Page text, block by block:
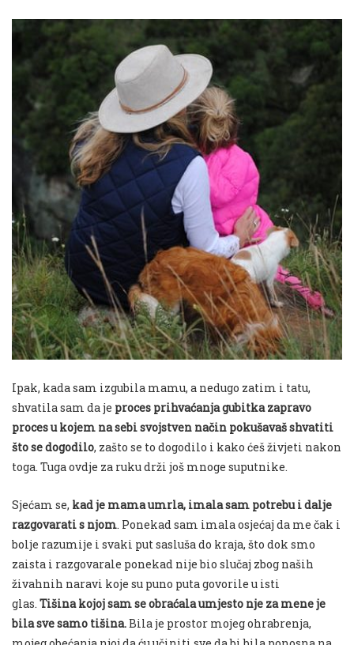
Ipak, kada sam izgubila mamu, a nedugo zatim i tatu,
shvatila sam da je proces prihvaćanja gubitka zapravo
proces u kojem na sebi svojstven način pokušavaš shvatiti
što se dogodilo, zašto se to dogodilo i kako ćeš živjeti nakon
toga. Tuga ovdje za ruku drži još mnoge suputnike.
Sjećam se, kad je mama umrla, imala sam potrebui dalje
razgovarati s njom. Ponekad sam imala osjećaj da me čak i
bolje razumije i svaki put sasluša do kraja, što dok smo
zaista i razgovarale ponekad nije bio slučaj zbog naših
živahnih naravi koje su puno puta govorile u isti
glas. Tišina kojoj sam se obraćala umjesto nje za mene je
bila sve samo tišina.Bila je prostor mojeg ohrabrenja,